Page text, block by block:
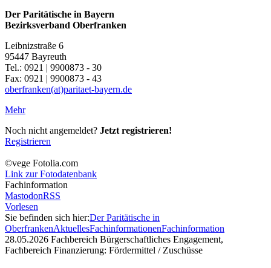
Der Paritätische in Bayern
Bezirksverband Oberfranken
Leibnizstraße 6
95447 Bayreuth
Tel.: 0921 | 9900873 - 30
Fax: 0921 | 9900873 - 43
oberfranken(at)paritaet-bayern.de
Mehr
Noch nicht angemeldet? Jetzt registrieren!
Registrieren
©vege Fotolia.com
Link zur Fotodatenbank
Fachinformation
MastodonRSS
Vorlesen
Sie befinden sich hier:Der Paritätische in
OberfrankenAktuellesFachinformationenFachinformation
28.05.2026 Fachbereich Bürgerschaftliches Engagement,
Fachbereich Finanzierung: Fördermittel / Zuschüsse